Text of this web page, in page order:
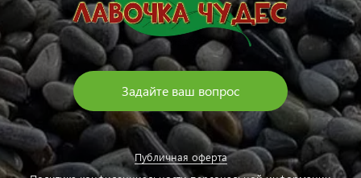
Задайте ваш вопрос
Публичная оферта